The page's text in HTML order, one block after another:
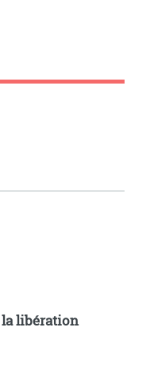
la libération